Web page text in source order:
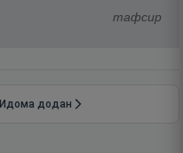
тафсир
Идома додан